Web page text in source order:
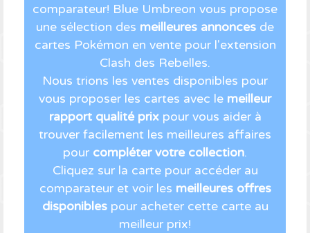
comparateur! Blue Umbreon vous propose
une sélection des meilleures annonces de
cartes Pokémon en vente pour l'extension
Clash des Rebelles.
Nous trions les ventes disponibles pour
vous proposer les cartes avec le meilleur
rapport qualité prixpour vous aider à
trouver facilement les meilleures affaires
pour compléter votre collection.
Cliquez sur la carte pour accéder au
comparateur et voir les meilleures offres
disponiblespour acheter cette carte au
meilleur prix!